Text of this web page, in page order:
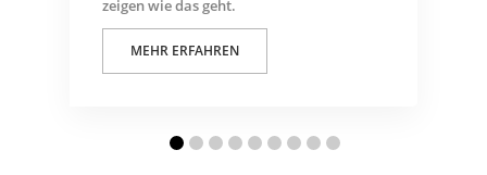
zeigen wie das geht.
MEHR ERFAHREN